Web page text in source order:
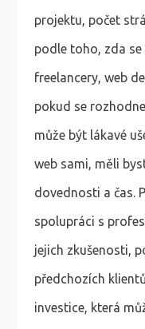
projektu, počet
podle toho, zda
freelancery, web
pokud se
může být lákavé
web sami, měli
dovednosti a čas.
spolupráci s
jejich zkušenosti,
předchozích
investice, která